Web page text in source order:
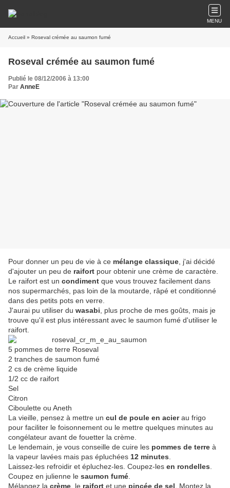
MENU
Accueil » Roseval crémée au saumon fumé
Roseval crémée au saumon fumé
Publié le 08/12/2006 à 13:00
Par AnneE
Pour donner un peu de vie à ce mélange classique , j'ai décidé
d'ajouter un peu de raifort pour obtenir une crème de caractère.
Le raifort est un condiment que vous trouvez facilement dans
nos supermarchés, pas loin de la moutarde, râpé et conditionné
dans des petits pots en verre.
J'aurai pu utiliser du wasabi , plus proche de mes goûts, mais je
trouve qu'il est plus intéressant avec le saumon fumé d'utiliser le
raifort.
5 pommes de terre Roseval
2 tranches de saumon fumé
2 cs de crème liquide
1/2 cc de raifort
Sel
Citron
Ciboulette ou Aneth
La vieille, pensez à mettre un cul de poule en acierau frigo
pour faciliter le foisonnement ou le mettre quelques minutes au
congélateur avant de fouetter la crème.
Le lendemain, je vous conseille de cuire les pommes de terre à
la vapeur lavées mais pas épluchées 12 minutes
Laissez-les refroidir et épluchez-les. Coupez-les en rondelles
Coupez en julienne le saumon fumé
Mélangez la crème , le raifort et une pincée de sel . Montez la